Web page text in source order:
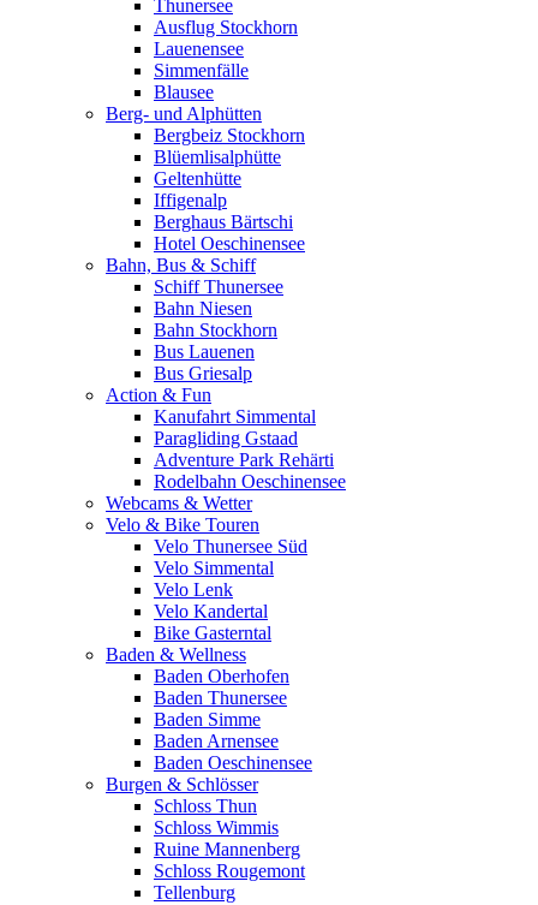
Thunersee
Ausflug Stockhorn
Lauenensee
Simmenfälle
Blausee
Berg- und Alphütten
Bergbeiz Stockhorn
Blüemlisalphütte
Geltenhütte
Iffigenalp
Berghaus Bärtschi
Hotel Oeschinensee
Bahn, Bus & Schiff
Schiff Thunersee
Bahn Niesen
Bahn Stockhorn
Bus Lauenen
Bus Griesalp
Action & Fun
Kanufahrt Simmental
Paragliding Gstaad
Adventure Park Rehärti
Rodelbahn Oeschinensee
Webcams & Wetter
Velo & Bike Touren
Velo Thunersee Süd
Velo Simmental
Velo Lenk
Velo Kandertal
Bike Gasterntal
Baden & Wellness
Baden Oberhofen
Baden Thunersee
Baden Simme
Baden Arnensee
Baden Oeschinensee
Burgen & Schlösser
Schloss Thun
Schloss Wimmis
Ruine Mannenberg
Schloss Rougemont
Tellenburg